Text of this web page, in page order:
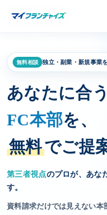
独立・副業・新規事業
あなたに合う
FC本部を、
無料でご提
第三者視点のプロが、あな
す。
資料請求だけでは見えない本